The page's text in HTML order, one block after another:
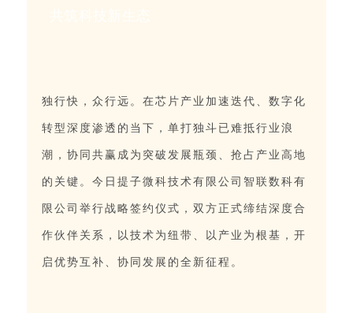
独行快，众行远。在芯片产业加速迭代、数字化
转型深度渗透的当下，单打独斗已难抵行业浪
潮，协同共赢成为突破发展瓶颈、抢占产业高地
的关键。今日提子微科技术有限公司智联数科有
限公司举行战略签约仪式，双方正式缔结深度合
作伙伴关系，以技术为纽带、以产业为根基，开
启优势互补、协同发展的全新征程。